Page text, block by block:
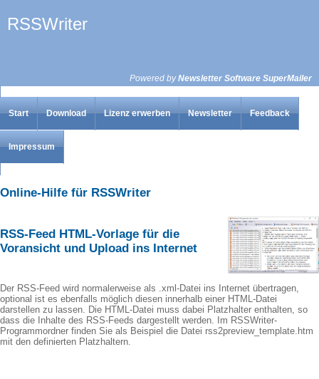
RSSWriter
Powered byNewsletter Software SuperMailer
Start Download Lizenz erwerben Newsletter Feedback
Impressum
Online-Hilfe für RSSWriter
RSS-Feed HTML-Vorlage für die
Voransicht und Upload ins Internet
Der RSS-Feed wird normalerweise als .xml-Datei ins Internet übertragen,
optional ist es ebenfalls möglich diesen innerhalb einer HTML-Datei
darstellen zu lassen. Die HTML-Datei muss dabei Platzhalter enthalten, so
dass die Inhalte des RSS-Feeds dargestellt werden. Im RSSWriter-
Programmordner finden Sie als Beispiel die Datei rss2preview_template.htm
mit den definierten Platzhaltern.